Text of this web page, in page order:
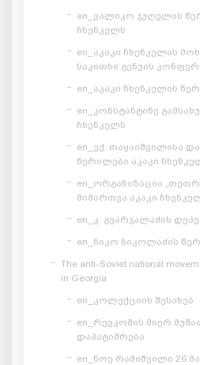
en_ვალიკო ჯუღელის
ჩხენკელს
en_აკაკი ჩხენკელის
საკითხი გენუის
en_აკაკი ჩხენკელის
en_კონსტანტინე
ჩხენკელს
en_ექ. თაყაიშვილისა
წერილები აკაკი
en_ორგანიზაცია
მიმართვა აკაკი
en_კ. გვარჯალაძის
en_ნიკო ნიკოლაძის
The anti-Soviet national
in Georgia
en_კოლექციის შესახებ
en_რევკომის მიერ
დაპატიმრება
en_ნოე რამიშვილი 26